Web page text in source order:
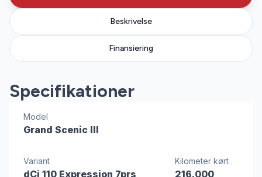
Beskrivelse
Finansiering
Specifikationer
Model
Grand Scenic III
Variant
dCi 110 Expression 7prs
Kilometer kørt
216.000